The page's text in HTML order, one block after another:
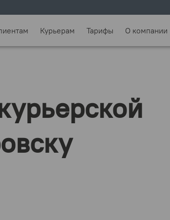
Курьерам Тарифы О компании